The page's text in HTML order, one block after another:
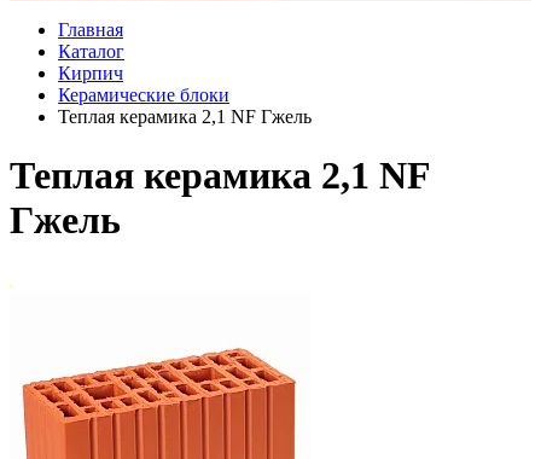
Главная
Каталог
Кирпич
Керамические блоки
Теплая керамика 2,1 NF Гжель
Теплая керамика 2,1 NF
Гжель